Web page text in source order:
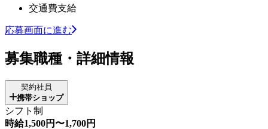
交通費支給
応募画面に進む
募集職種・詳細情報
契約社員
携帯ショップ
シフト制
時給1,500円〜1,700円